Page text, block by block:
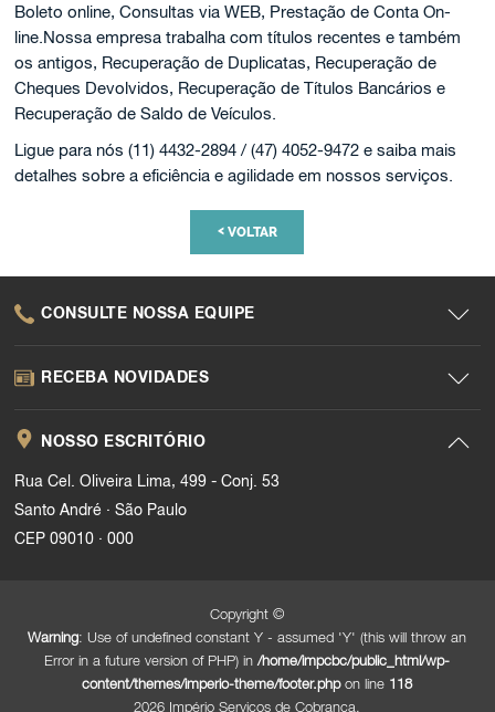
Boleto online, Consultas via WEB, Prestação de Conta On-
line.Nossa empresa trabalha com títulos recentes e também
os antigos, Recuperação de Duplicatas, Recuperação de
Cheques Devolvidos, Recuperação de Títulos Bancários e
Recuperação de Saldo de Veículos.
Ligue para nós (11) 4432-2894 / (47) 4052-9472 e saiba mais
detalhes sobre a eficiência e agilidade em nossos serviços.
<VOLTAR
CONSULTE NOSSA EQUIPE
RECEBA NOVIDADES
NOSSO ESCRITÓRIO
Rua Cel. Oliveira Lima, 499 - Conj. 53
Santo André
São Paulo
CEP 09010
000
Copyright ©
Warning: Use of undefined constant Y - assumed 'Y' (this will throw an
Error in a future version of PHP) in/home/impcbc/public_html/wp-
content/themes/imperio-theme/footer.phpon line 118
2026 Império Serviços de Cobrança.